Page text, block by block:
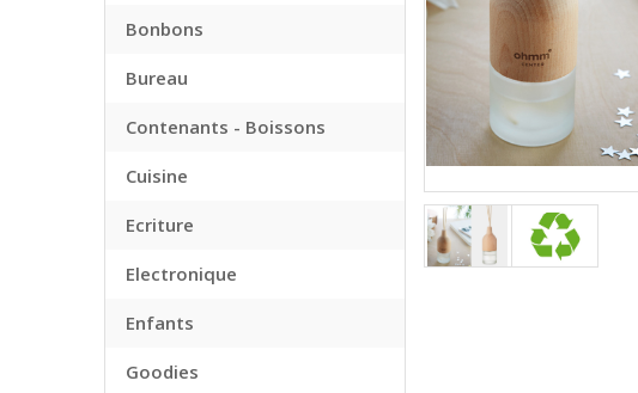
Bonbons
Bureau
Contenants - Boissons
Cuisine
Ecriture
Electronique
Enfants
Goodies